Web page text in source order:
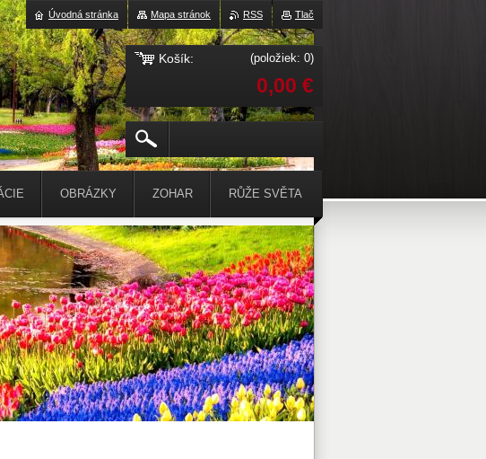
OBRÁZKY ZOHAR RŮŽE SVĚTA
Tlač
RSS
Mapa stránok
Úvodná stránka
Košík: (položiek: 0)
0,00 €